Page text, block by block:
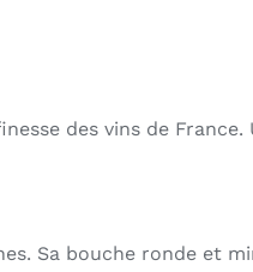
des vins de
Sa bouche ronde et